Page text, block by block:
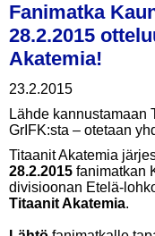
Fanimatka
28.2.2015
Akatemia!
23.2.2015
Lähde kannustamaan
GrIFK:sta – otetaan
Titaanit Akatemia
28.2.2015 fanimatkan
divisioonan Etelä-
Titaanit Akatemia.